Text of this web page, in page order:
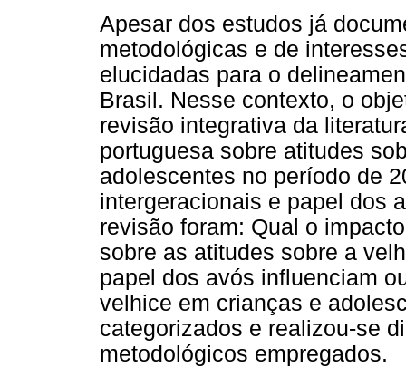
Apesar dos estudos já
metodológicas e de
elucidadas para o
Brasil. Nesse contexto, o
revisão integrativa da
portuguesa sobre atitudes
adolescentes no período de
intergeracionais e papel dos
revisão foram: Qual o
sobre as atitudes sobre a
papel dos avós influenciam
velhice em crianças e
categorizados e realizou-se
metodológicos empregados.